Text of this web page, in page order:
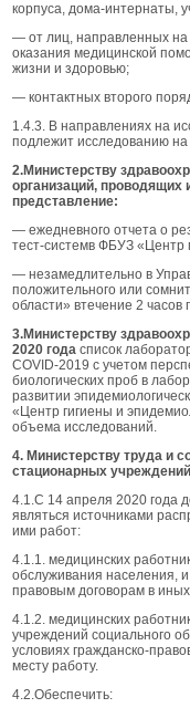
корпуса, дома-интернаты,
— от лиц, направленных на
оказания медицинской
жизни и здоровью;
— контактных второго
1.4.3. В направлениях на
подлежит исследованию на
2.Министерству
организаций, проводящих
представление:
— ежедневного отчета о
тест-системв ФБУЗ «Центр
— незамедлительно в
положительного или
области» втечение 2
3.Министерству
2020 года список
COVID-2019 с учетом
биологических проб в
развитии
«Центр гигиены и
объема исследований.
4. Министерству труда и
стационарных
4.1.С 14 апреля 2020 года
являться источниками
ими работ:
4.1.1. медицинских
обслуживания населения,
правовым договорам в
4.1.2. медицинских
учреждений социального
условиях гражданско-
месту работу.
4.2.Обеспечить: